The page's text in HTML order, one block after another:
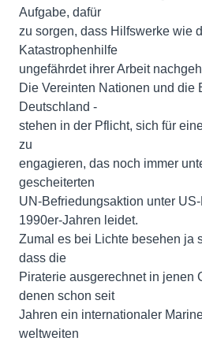
Aufgabe, dafür
zu sorgen, dass Hilfswerke wie
Katastrophenhilfe
ungefährdet ihrer Arbeit
Die Vereinten Nationen und die
Deutschland -
stehen in der Pflicht, sich für
zu
engagieren, das noch immer
gescheiterten
UN-Befriedungsaktion unter
1990er-Jahren leidet.
Zumal es bei Lichte besehen ja
dass die
Piraterie ausgerechnet in jenen
denen schon seit
Jahren ein internationaler
weltweiten